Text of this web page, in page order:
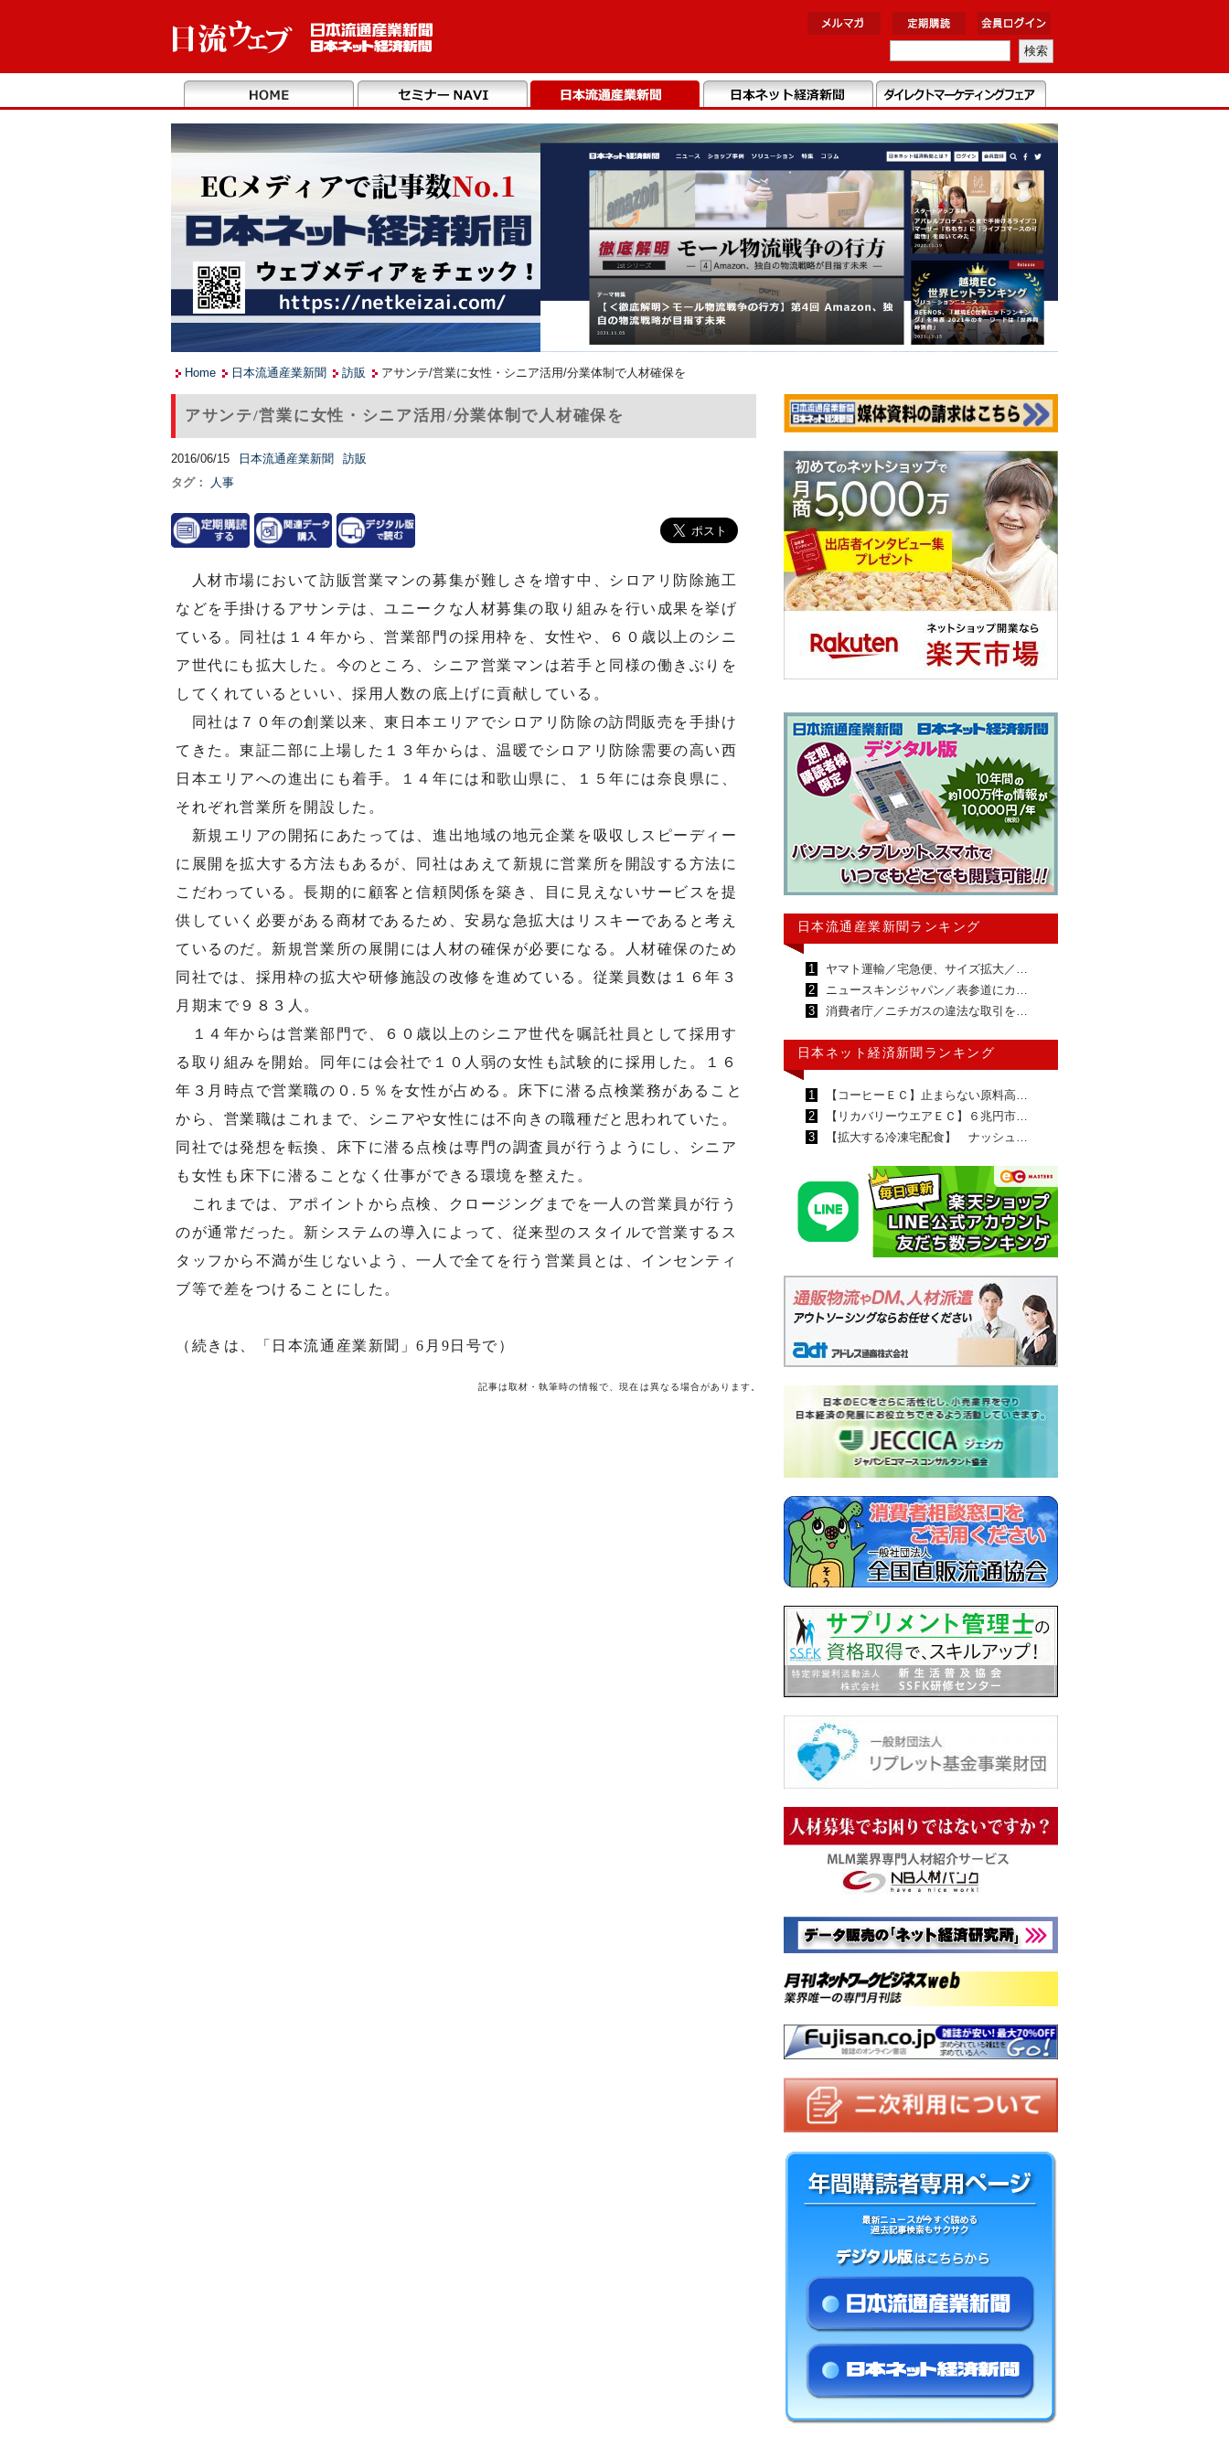
Home 日本流通産業新聞 訪販 アサンテ/営業に女性・シニア活用/分業体制で人材確保を
アサンテ/営業に女性・シニア活用/分業体制で人材確保を
2016/06/15 日本流通産業新聞
訪販
タグ：
人事
人材市場において訪販営業マンの募集が難しさを増す中、シロアリ防除施工
などを手掛けるアサンテは、ユニークな人材募集の取り組みを行い成果を挙げ
ている。同社は１４年から、営業部門の採用枠を、女性や、６０歳以上のシニ
ア世代にも拡大した。今のところ、シニア営業マンは若手と同様の働きぶりを
してくれているといい、採用人数の底上げに貢献している。
同社は７０年の創業以来、東日本エリアでシロアリ防除の訪問販売を手掛け
てきた。東証二部に上場した１３年からは、温暖でシロアリ防除需要の高い西
日本エリアへの進出にも着手。１４年には和歌山県に、１５年には奈良県に、
それぞれ営業所を開設した。
新規エリアの開拓にあたっては、進出地域の地元企業を吸収しスピーディー
に展開を拡大する方法もあるが、同社はあえて新規に営業所を開設する方法に
こだわっている。長期的に顧客と信頼関係を築き、目に見えないサービスを提
供していく必要がある商材であるため、安易な急拡大はリスキーであると考え
ているのだ。新規営業所の展開には人材の確保が必要になる。人材確保のため
同社では、採用枠の拡大や研修施設の改修を進めている。従業員数は１６年３
月期末で９８３人。
１４年からは営業部門で、６０歳以上のシニア世代を嘱託社員として採用す
る取り組みを開始。同年には会社で１０人弱の女性も試験的に採用した。１６
年３月時点で営業職の０.５％を女性が占める。床下に潜る点検業務があること
から、営業職はこれまで、シニアや女性には不向きの職種だと思われていた。
同社では発想を転換、床下に潜る点検は専門の調査員が行うようにし、シニア
も女性も床下に潜ることなく仕事ができる環境を整えた。
これまでは、アポイントから点検、クロージングまでを一人の営業員が行う
のが通常だった。新システムの導入によって、従来型のスタイルで営業するス
タッフから不満が生じないよう、一人で全てを行う営業員とは、インセンティ
ブ等で差をつけることにした。
（続きは、「日本流通産業新聞」6月9日号で）
記事は取材・執筆時の情報で、現在は異なる場合があります。
日本流通産業新聞ランキング
1
ヤマト運輸／宅急便、サイズ拡大／…
2
ニュースキンジャパン／表参道にカ…
3
消費者庁／ニチガスの違法な取引を…
日本ネット経済新聞ランキング
1
【コーヒーＥＣ】止まらない原料高…
2
【リカバリーウエアＥＣ】６兆円市…
3
【拡大する冷凍宅配食】 ナッシュ…